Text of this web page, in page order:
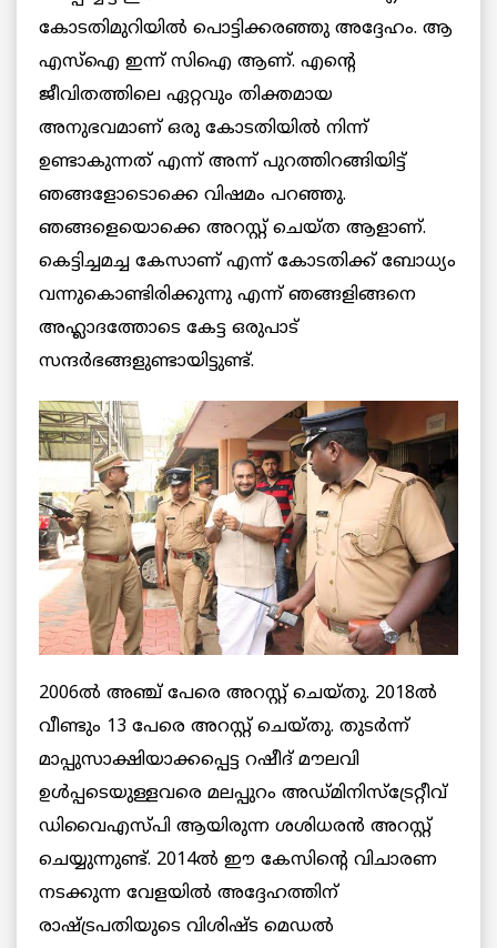
കോടതിമുറിയിൽ പൊട്ടിക്കരഞ്ഞു അദ്ദേഹം. ആ
എസ്ഐ ഇന്ന് സിഐ ആണ്. എന്റെ
ജീവിതത്തിലെ ഏറ്റവും തിക്തമായ
അനുഭവമാണ് ഒരു കോടതിയിൽ നിന്ന്
ഉണ്ടാകുന്നത് എന്ന് അന്ന് പുറത്തിറങ്ങിയിട്ട്
ഞങ്ങളോടൊക്കെ വിഷമം പറഞ്ഞു.
ഞങ്ങളെയൊക്കെ അറസ്റ്റ് ചെയ്ത ആളാണ്.
കെട്ടിച്ചമച്ച കേസാണ് എന്ന് കോടതിക്ക് ബോധ്യം
വന്നുകൊണ്ടിരിക്കുന്നു എന്ന് ഞങ്ങളിങ്ങനെ
അഹ്ലാദത്തോടെ കേട്ട ഒരുപാട്
സന്ദർഭങ്ങളുണ്ടായിട്ടുണ്ട്.
2006ൽ അഞ്ച് പേരെ അറസ്റ്റ് ചെയ്തു. 2018ൽ
വീണ്ടും 13 പേരെ അറസ്റ്റ് ചെയ്തു. തുടർന്ന്
മാപ്പുസാക്ഷിയാക്കപ്പെട്ട റഷീദ് മൗലവി
ഉൾപ്പടെയുള്ളവരെ മലപ്പുറം അഡ്മിനിസ്‌ട്രേറ്റീവ്
ഡിവൈഎസ്പി ആയിരുന്ന ശശിധരൻ അറസ്റ്റ്
ചെയ്യുന്നുണ്ട്. 2014ൽ ഈ കേസിന്റെ വിചാരണ
നടക്കുന്ന വേളയിൽ അദ്ദേഹത്തിന്
രാഷ്ട്രപതിയുടെ വിശിഷ്ട മെഡൽ